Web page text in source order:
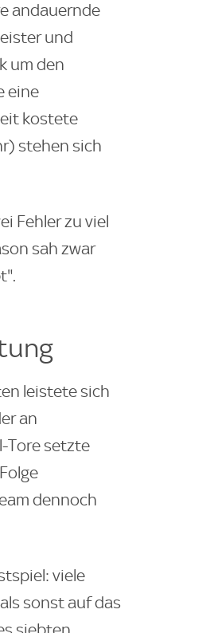
andauernde
und
um den
eine
kostete
stehen sich
Fehler zu viel
sah zwar
leistete sich
an
Tore setzte
dennoch
viele
sonst auf das